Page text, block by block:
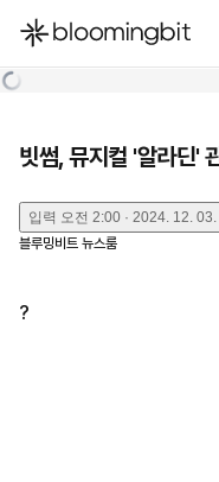
한국어
빗썸, 뮤지컬 '알라딘'
입력 오전 2:00 · 2024. 12. 03.
블루밍비트 뉴스룸
?